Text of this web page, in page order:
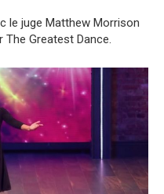
le juge Matthew Morrison
Greatest Dance.